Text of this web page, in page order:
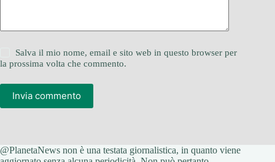
Salva il mio nome, email e sito web in questo browser per
la prossima volta che commento.
Invia commento
@PlanetaNews non è una testata giornalistica, in quanto viene